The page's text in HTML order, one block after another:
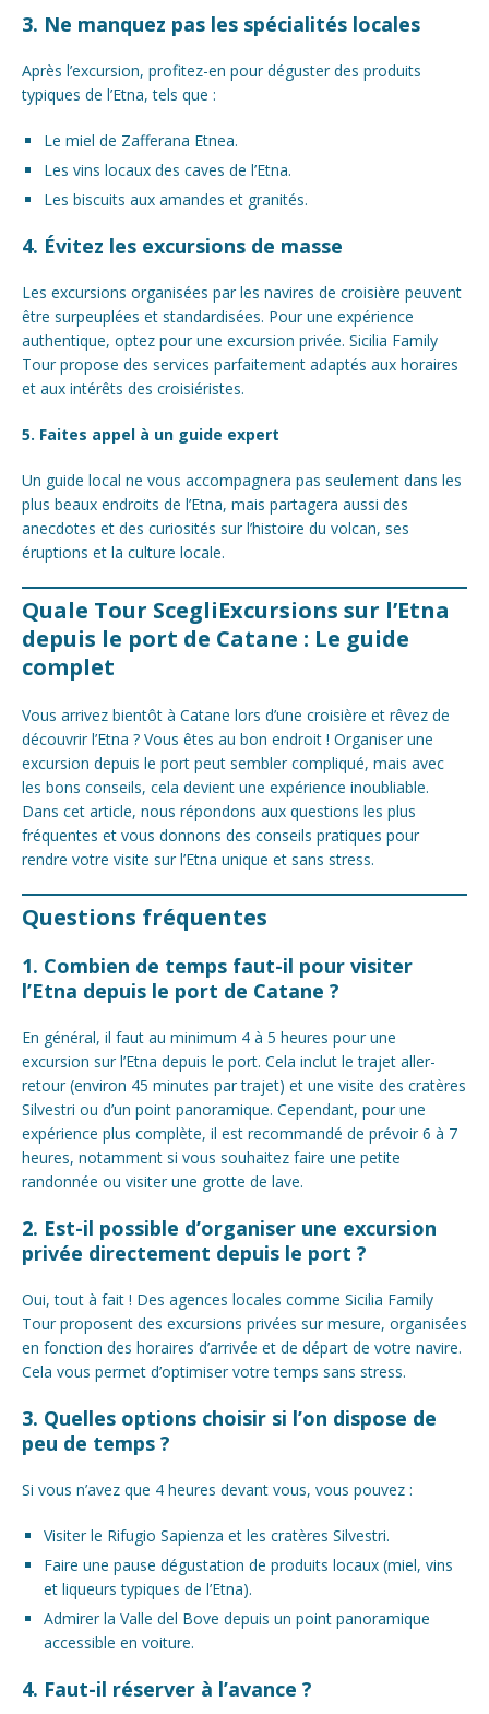
3. Ne manquez pas les spécialités locales
Après l’excursion, profitez-en pour déguster des produits
typiques de l’Etna, tels que :
Le miel de Zafferana Etnea.
Les vins locaux des caves de l’Etna.
Les biscuits aux amandes et granités.
4. Évitez les excursions de masse
Les excursions organisées par les navires de croisière peuvent
être surpeuplées et standardisées. Pour une expérience
authentique, optez pour une excursion privée. Sicilia Family
Tour propose des services parfaitement adaptés aux horaires
et aux intérêts des croisiéristes.
5. Faites appel à un guide expert
Un guide local ne vous accompagnera pas seulement dans les
plus beaux endroits de l’Etna, mais partagera aussi des
anecdotes et des curiosités sur l’histoire du volcan, ses
éruptions et la culture locale.
Quale Tour ScegliExcursions sur l’Etna
depuis le port de Catane : Le guide
complet
Vous arrivez bientôt à Catane lors d’une croisière et rêvez de
découvrir l’Etna ? Vous êtes au bon endroit ! Organiser une
excursion depuis le port peut sembler compliqué, mais avec
les bons conseils, cela devient une expérience inoubliable.
Dans cet article, nous répondons aux questions les plus
fréquentes et vous donnons des conseils pratiques pour
rendre votre visite sur l’Etna unique et sans stress.
Questions fréquentes
1. Combien de temps faut-il pour visiter
l’Etna depuis le port de Catane ?
En général, il faut au minimum 4 à 5 heures pour une
excursion sur l’Etna depuis le port. Cela inclut le trajet aller-
retour (environ 45 minutes par trajet) et une visite des cratères
Silvestri ou d’un point panoramique. Cependant, pour une
expérience plus complète, il est recommandé de prévoir 6 à 7
heures, notamment si vous souhaitez faire une petite
randonnée ou visiter une grotte de lave.
2. Est-il possible d’organiser une excursion
privée directement depuis le port ?
Oui, tout à fait ! Des agences locales comme Sicilia Family
Tour proposent des excursions privées sur mesure, organisées
en fonction des horaires d’arrivée et de départ de votre navire.
Cela vous permet d’optimiser votre temps sans stress.
3. Quelles options choisir si l’on dispose de
peu de temps ?
Si vous n’avez que 4 heures devant vous, vous pouvez :
Visiter le Rifugio Sapienza et les cratères Silvestri.
Faire une pause dégustation de produits locaux (miel, vins
et liqueurs typiques de l’Etna).
Admirer la Valle del Bove depuis un point panoramique
accessible en voiture.
4. Faut-il réserver à l’avance ?